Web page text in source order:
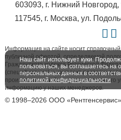
603093, г. Нижний Новгород,
117545, г. Москва, ул.
Информация на сайте носит справочный
публичной офертой, определяемой
Гражданского кодекса Российской
(спецификация) и комплект поставки
производителем без предварительного
информацию у наших менеджеров.
© 1998–2026 ООО «Рентгенсервис»
Наш сайт использует куки.
пользоваться, вы соглашаетесь на
персональных данных в
политикой конфиденциальности